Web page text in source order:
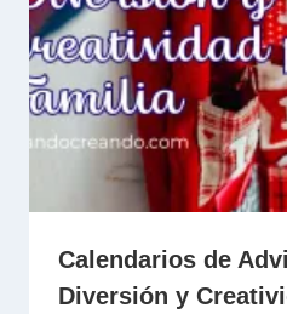
Calendarios de
Diversión y